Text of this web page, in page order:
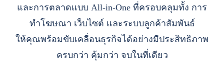
และการตลาดแบบ All-in-One ที่ครอบคลุมทั้ง การ
ทำโฆษณา เว็บไซต์ และระบบลูกค้าสัมพันธ์
ให้คุณพร้อมขับเคลื่อนธุรกิจได้อย่างมีประสิทธิภาพ
ครบกว่า คุ้มกว่า จบในที่เดียว